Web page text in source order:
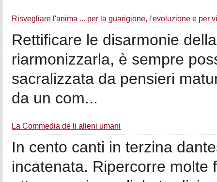
Risvegliare l'anima ... per la guarigione, l'evoluzione e per
Rettificare le disarmonie
riarmonizzarla, è sempre
sacralizzata da pensieri
da un com...
La Commedia de li alieni umani
In cento canti in terzina
incatenata. Ripercorre molte